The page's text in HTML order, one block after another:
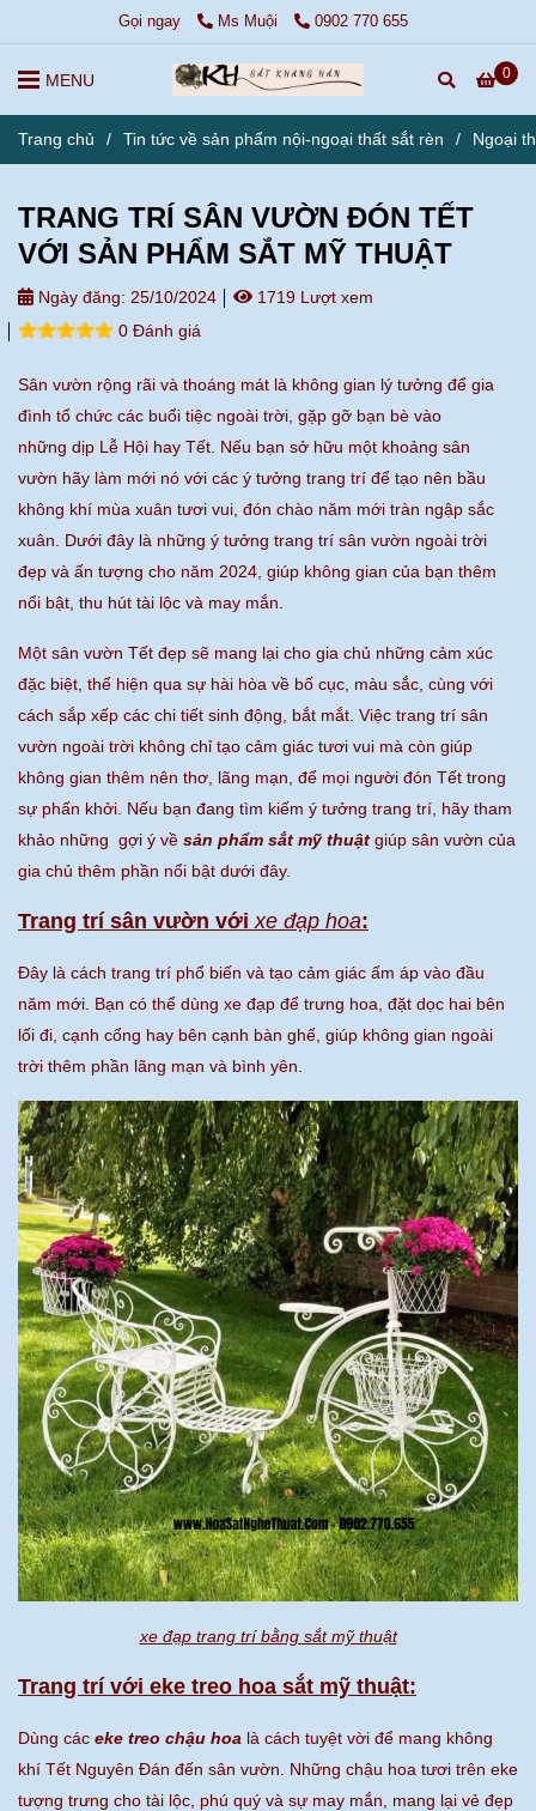
Gọi ngay Ms Muội 0902 770 655
0
MENU
Trang chủ / Tin tức về sản phẩm nội-ngoại thất sắt rèn / Ngoại
TRANG TRÍ SÂN VƯỜN ĐÓN TẾT
VỚI SẢN PHẨM SẮT MỸ THUẬT
Ngày đăng: 25/10/2024
1719 Lượt xem
0 Đánh giá
Sân vườn rộng rãi và thoáng mát là không gian lý tưởng để gia
đình tổ chức các buổi tiệc ngoài trời, gặp gỡ bạn bè vào
những dịp Lễ Hội hay Tết. Nếu bạn sở hữu một khoảng sân
vườn hãy làm mới nó với các ý tưởng trang trí để tạo nên bầu
không khí mùa xuân tươi vui, đón chào năm mới tràn ngập sắc
xuân. Dưới đây là những ý tưởng trang trí sân vườn ngoài trời
đẹp và ấn tượng cho năm 2024, giúp không gian của bạn thêm
nổi bật, thu hút tài lộc và may mắn.
Một sân vườn Tết đẹp sẽ mang lại cho gia chủ những cảm xúc
đặc biệt, thể hiện qua sự hài hòa về bố cục, màu sắc, cùng với
cách sắp xếp các chi tiết sinh động, bắt mắt. Việc trang trí sân
vườn ngoài trời không chỉ tạo cảm giác tươi vui mà còn giúp
không gian thêm nên thơ, lãng mạn, để mọi người đón Tết trong
sự phấn khởi. Nếu bạn đang tìm kiếm ý tưởng trang trí, hãy tham
khảo những gợi ý về sản phẩm sắt mỹ thuật giúp sân vườn của
gia chủ thêm phần nổi bật dưới đây.
Trang trí sân vườn với xe đạp hoa:
Đây là cách trang trí phổ biến và tạo cảm giác ấm áp vào đầu
năm mới. Bạn có thể dùng xe đạp để trưng hoa, đặt dọc hai bên
lối đi, cạnh cổng hay bên cạnh bàn ghế, giúp không gian ngoài
trời thêm phần lãng mạn và bình yên.
xe đạp trang trí bằng sắt mỹ thuật
Trang trí với eke treo hoa sắt mỹ thuật:
Dùng các eke treo chậu hoa là cách tuyệt vời để mang không
khí Tết Nguyên Đán đến sân vườn. Những chậu hoa tươi trên eke
tượng trưng cho tài lộc, phú quý và sự may mắn, mang lại vẻ đẹp